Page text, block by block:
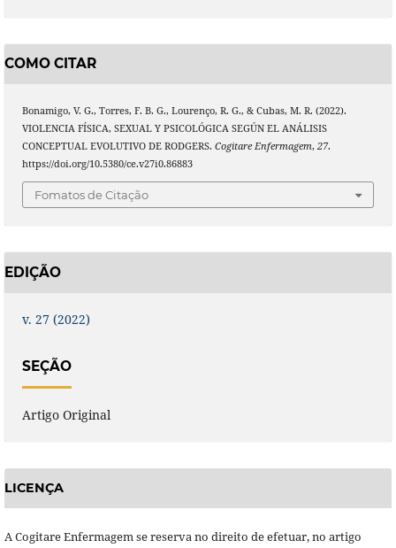
COMO CITAR
Bonamigo, V. G., Torres, F. B. G., Lourenço, R. G., & Cubas, M. R. (2022).
VIOLENCIA FÍSICA, SEXUAL Y PSICOLÓGICA SEGÚN EL ANÁLISIS
CONCEPTUAL EVOLUTIVO DE RODGERS. Cogitare Enfermagem, 27.
https://doi.org/10.5380/ce.v27i0.86883
Fomatos de Citação
EDIÇÃO
v. 27 (2022)
SEÇÃO
Artigo Original
LICENÇA
A Cogitare Enfermagem se reserva no direito de efetuar, no artigo